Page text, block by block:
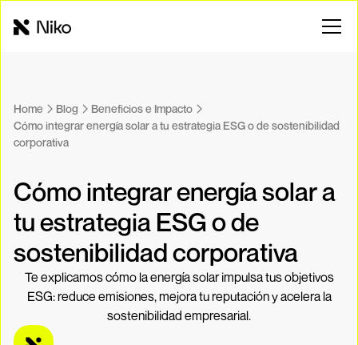
Home Blog
Beneficios e Impacto
Cómo integrar energía solar a tu estrategia ESG o de sostenibilidad
corporativa
Cómo integrar energía solar a
tu estrategia ESG o de
sostenibilidad corporativa
Te explicamos cómo la energía solar impulsa tus objetivos
ESG: reduce emisiones, mejora tu reputación y acelera la
sostenibilidad empresarial.